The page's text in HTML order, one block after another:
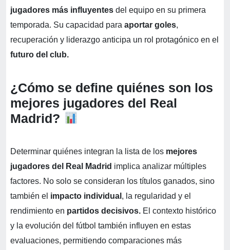
jugadores más influyentes del equipo en su primera
temporada. Su capacidad para aportar goles,
recuperación y liderazgo anticipa un rol protagónico en el
futuro del club.
¿Cómo se define quiénes son los
mejores jugadores del Real
Madrid?
Determinar quiénes integran la lista de los mejores
jugadores del Real Madrid implica analizar múltiples
factores. No solo se consideran los títulos ganados, sino
también el impacto individual , la regularidad y el
rendimiento en partidos decisivos. El contexto histórico
y la evolución del fútbol también influyen en estas
evaluaciones, permitiendo comparaciones más